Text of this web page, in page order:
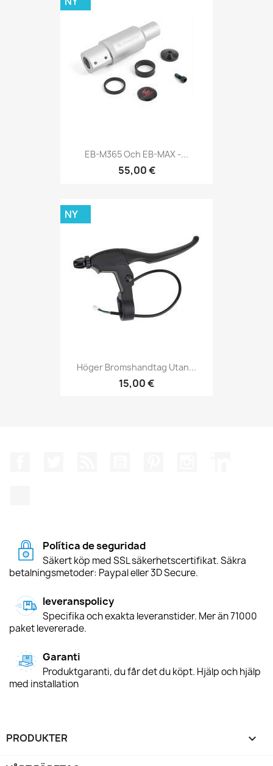
EB-M365 Och EB-MAX -...
55,00 €
Höger Bromshandtag Utan...
15,00 €
NY
Política de seguridad
Säkert köp med SSL säkerhetscertifikat. Säkra
betalningsmetoder: Paypal eller 3D Secure.
leveranspolicy
Specifika och exakta leveranstider. Mer än 71000
paket levererade.
Garanti
Produktgaranti, du får det du köpt. Hjälp och hjälp
med installation
PRODUKTER 